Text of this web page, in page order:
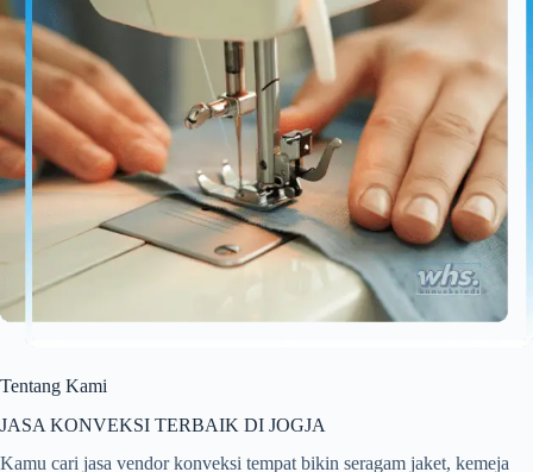
Tentang Kami
JASA KONVEKSI TERBAIK DI JOGJA
Kamu cari jasa vendor konveksi tempat bikin seragam jaket, kemeja